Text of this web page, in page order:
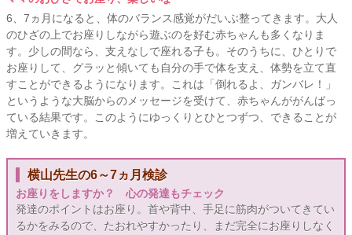
6、7ヵ月になると、体のバランス感覚がだいぶ整ってきます。大人
のひざの上でお座りしながら遊ぶのを好む赤ちゃんも多くなりま
す。少しの間なら、支えなしで座れる子も。そのうちに、ひとりで
お座りして、グラッと傾いても自分の手で体を支え、体勢を立て直
すことができるようになります。これは「倒れるよ、ガンバレ！」
というような大脳からのメッセージを受けて、赤ちゃんががんばっ
ている結果です。このようにゆっくりとひとつずつ、できることが
増えていきます。
横山先生の6～7ヵ月検診
お座りをしますか？ 心の発達もチェック
発達のポイントはお座り。首や背中、手足に筋肉がついてきてい
るかをみるので、たおれやすかったり、まだ完全にお座りしなく